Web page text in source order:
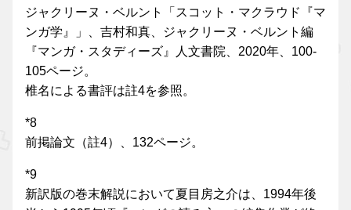
ジャクリーヌ・ベルント「スコット・マクラウド『マ
ンガ学』」、吉村和真、ジャクリーヌ・ベルント編
『マンガ・スタディーズ』人文書院、2020年、100-
105ページ。
椎名による書評は註4を参照。
*8
前掲論文（註4）、132ページ。
*9
新訳版の巻末解説において夏目房之介は、1994年後